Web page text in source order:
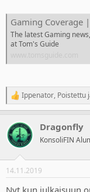
Gaming Coverage
The latest Gaming
at Tom's Guide
R
e
c
t
i
s
Ippenator, Poistettu
Dragonfly
KonsoliFIN
14.11.2019
Nyt kun julkaisuun